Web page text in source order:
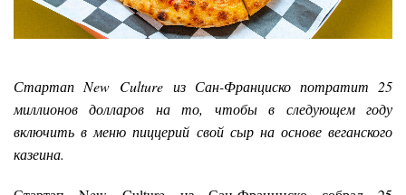
Стартап New Culture из Сан-Франциско потратит 25
миллионов долларов на то, чтобы в следующем году
включить в меню пиццерий свой сыр на основе веганского
казеина.